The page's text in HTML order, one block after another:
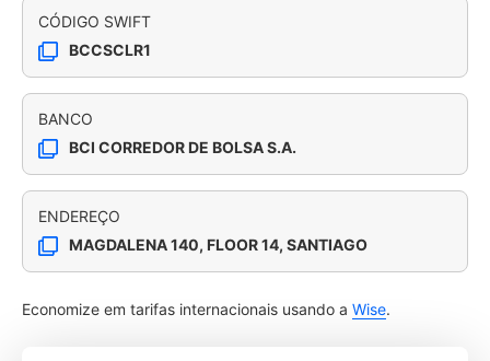
CÓDIGO SWIFT
BCCSCLR1
BANCO
BCI CORREDOR DE BOLSA S.A.
ENDEREÇO
MAGDALENA 140, FLOOR 14, SANTIAGO
Economize em tarifas internacionais usando a Wise.